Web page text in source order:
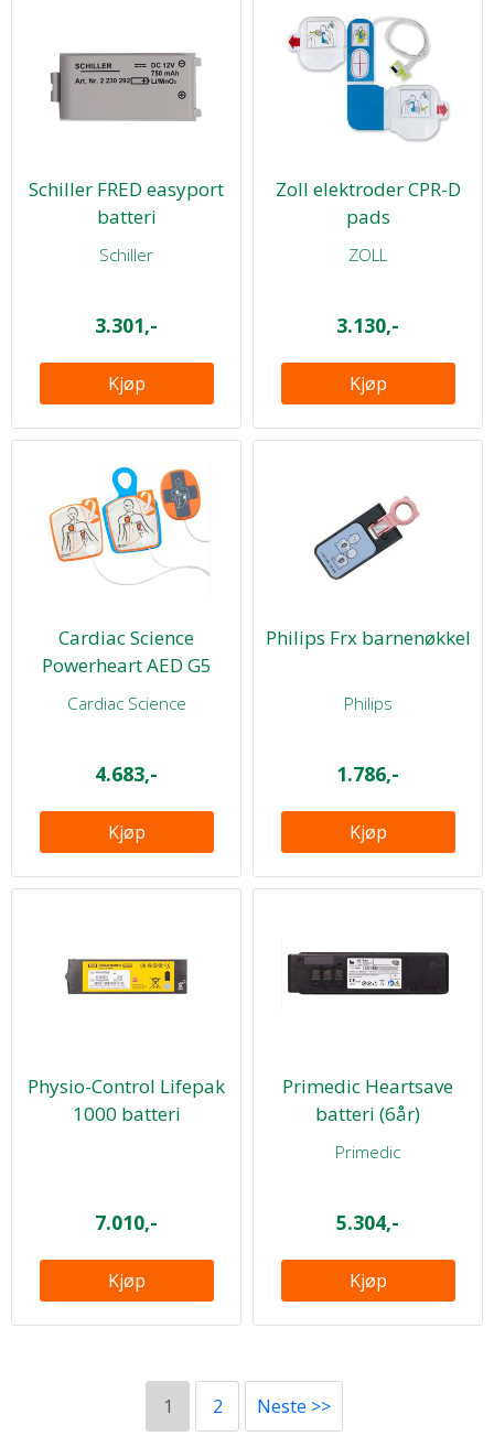
Schiller FRED easyport
batteri
Schiller
3.301,-
Kjøp
Zoll elektroder CPR-D
pads
ZOLL
3.130,-
Kjøp
Cardiac Science
Powerheart AED G5
elektroder med ...
Cardiac Science
4.683,-
Kjøp
Philips Frx barnenøkkel
Philips
1.786,-
Kjøp
Physio-Control Lifepak
1000 batteri
7.010,-
Kjøp
Primedic Heartsave
batteri (6år)
Primedic
5.304,-
Kjøp
1 2 Neste >>